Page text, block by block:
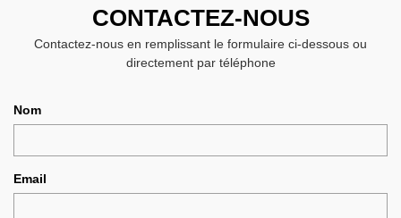
CONTACTEZ-NOUS
Contactez-nous en remplissant le formulaire ci-dessous ou
directement par téléphone
Nom
Email